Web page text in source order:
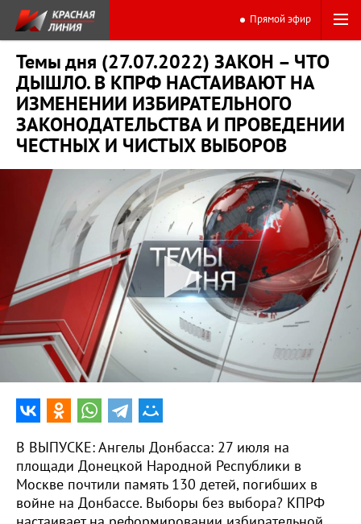
Прямой эфир
Темы дня (27.07.2022) ЗАКОН – ЧТО
ДЫШЛО. В КПРФ НАСТАИВАЮТ НА
ИЗМЕНЕНИИ ИЗБИРАТЕЛЬНОГО
ЗАКОНОДАТЕЛЬСТВА И ПРОВЕДЕНИИ
ЧЕСТНЫХ И ЧИСТЫХ ВЫБОРОВ
0:00
В ВЫПУСКЕ: Ангелы Донбасса: 27 июля на
площади Донецкой Народной Республики в
Москве почтили память 130 детей, погибших в
войне на Донбассе. Выборы без выбора? КПРФ